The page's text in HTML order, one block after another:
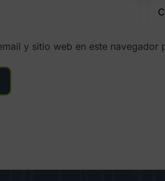
y sitio web en este navegador